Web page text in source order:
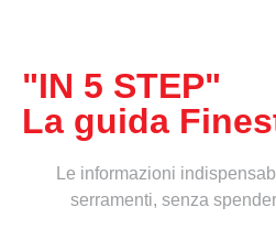
"IN 5 STEP"
La guida
Le informazioni
serramenti, senza